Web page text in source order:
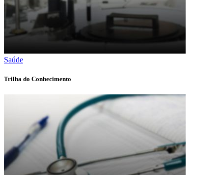
Saúde
Trilha do Conhecimento